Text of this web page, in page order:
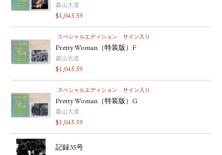
森山大道
$1,045.59
スペシャルエディション サイン入り
Pretty Woman（特装版）F
森山大道
$1,045.59
スペシャルエディション サイン入り
Pretty Woman（特装版）G
森山大道
$1,045.59
記録35号